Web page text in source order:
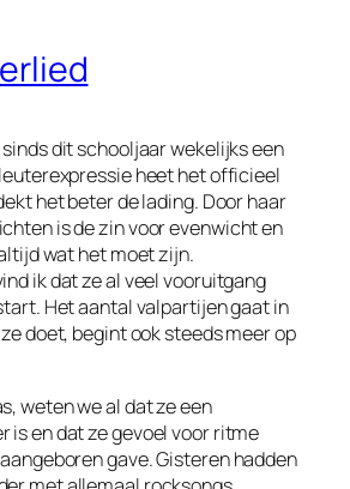
dit schooljaar wekelijks een
heet het officieel
het beter de lading. Door haar
is de zin voor evenwicht en
wat het moet zijn.
ik dat ze al veel vooruitgang
Het aantal valpartijen gaat in
doet, begint ook steeds meer op
weten we al dat ze een
is en dat ze gevoel voor ritme
gave. Gisteren hadden